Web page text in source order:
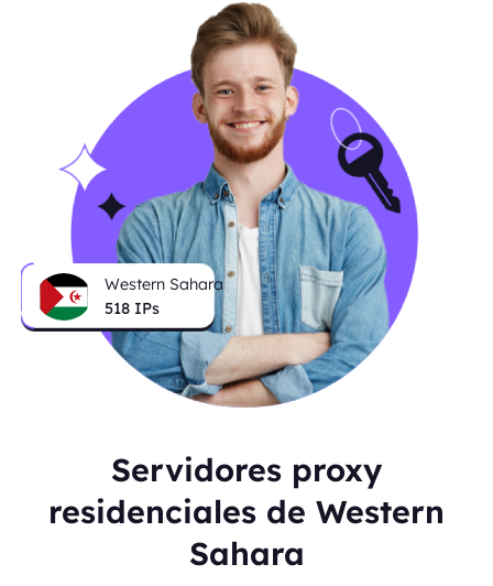
Western Sahara
518 IPs
Servidores proxy
residenciales de Western
Sahara